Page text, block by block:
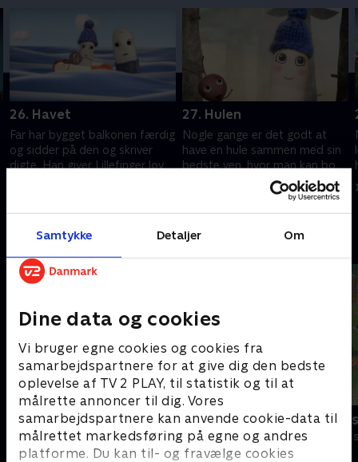
Samtykke Detaljer Om
Dine data og cookies
Vi bruger egne cookies og cookies fra
samarbejdspartnere for at give dig den bedste
oplevelse af TV 2 PLAY, til statistik og til at
målrette annoncer til dig. Vores
samarbejdspartnere kan anvende cookie-data til
målrettet markedsføring på egne og andres
platforme. Du kan til- og fravælge cookies
26. Havet
Far har bygget balkonen færdig
og sidder på den og skriver
digte. Han giver Lillefinger lov
27. Hulen
Nogle gange er det godt at
have en hule sammen med sin
bedste ven, hvor man kan bo,
helt uden nogen voksne.
1. december 2020 • 4 min
Andre så også
Stor & Lille
Børneserier • 1 sæsoner
Lille
Børneserier • 3